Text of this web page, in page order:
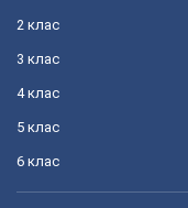
2 клас
3 клас
4 клас
5 клас
6 клас